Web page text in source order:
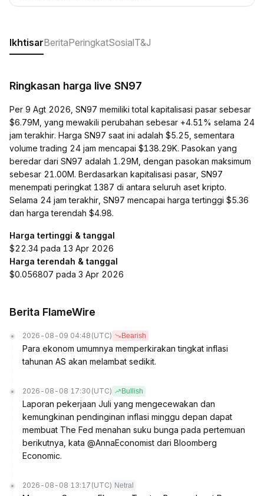
IkhtisarBeritaPeringkatSosialT&J
Ringkasan harga live SN97
Per 9 Agt 2026, SN97 memiliki total kapitalisasi pasar sebesar
$6.79M, yang mewakili perubahan sebesar +4.51% selama 24
jam terakhir. Harga SN97 saat ini adalah $5.25, sementara
volume trading 24 jam mencapai $138.29K. Pasokan yang
beredar dari SN97 adalah 1.29M, dengan pasokan maksimum
sebesar 21.00M. Berdasarkan kapitalisasi pasar, SN97
menempati peringkat 1387 di antara seluruh aset kripto.
Selama 24 jam terakhir, SN97 mencapai harga tertinggi $5.36
dan harga terendah $4.98.
Harga tertinggi & tanggal
$22.34 pada 13 Apr 2026
Harga terendah & tanggal
$0.056807 pada 3 Apr 2026
Berita FlameWire
2026-08-09 04:48 (UTC) Bearish
Para ekonom umumnya memperkirakan tingkat inflasi
tahunan AS akan melambat sedikit.
2026-08-08 17:30 (UTC) Bullish
Laporan pekerjaan Juli yang mengecewakan dan
kemungkinan pendinginan inflasi minggu depan dapat
membuat The Fed menahan suku bunga pada pertemuan
berikutnya, kata @AnnaEconomist dari Bloomberg
Economic.
2026-08-08 13:17 (UTC) Netral